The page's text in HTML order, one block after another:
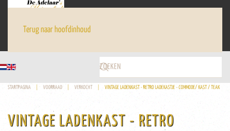
Terug naar hoofdinhoud
STARTPAGINA VOORRAAD VERKOCHT VINTAGE LADENKAST - RETRO LADEKASTJE - COMMODE/ KAST / TEAK
VINTAGE LADENKAST - RETRO